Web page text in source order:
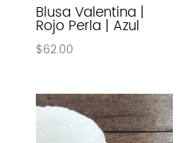
Blusa Valentina |
Rojo Perla | Azul
$62.00